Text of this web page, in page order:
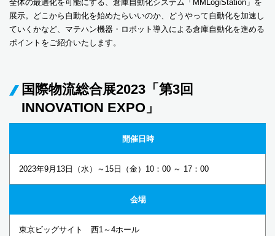
全体の最適化を可能にする、倉庫自動化システム「MMLogiStation」を
展示。どこから自動化を始めたらいいのか、どうやって自動化を加速し
ていくかなど、マテハン機器・ロボット導入による倉庫自動化を進める
ポイントをご紹介いたします。
国際物流総合展2023「第3回
INNOVATION EXPO」
開催日時
2023年9月13日（水）～15日（金）10：00 ～ 17：00
会場
東京ビッグサイト 西1～4ホール